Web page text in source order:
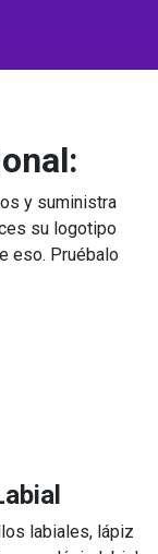
y suministra
su logotipo
eso. Pruébalo
labiales, lápiz